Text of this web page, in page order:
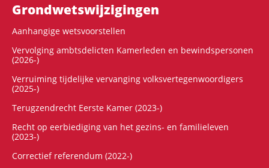
Grondwets­wijzigingen
Aanhangige wetsvoorstellen
Vervolging ambtsdelicten Kamerleden en bewindspersonen
(2026-)
Verruiming tijdelijke vervanging volksvertegenwoordigers
(2025-)
Terugzendrecht Eerste Kamer (2023-)
Recht op eerbiediging van het gezins- en familieleven
(2023-)
Correctief referendum (2022-)